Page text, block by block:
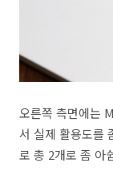
오른쪽 측면에는
서 실제 활용도를
로 총 2개로 좀 아